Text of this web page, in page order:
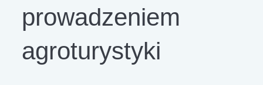
prowadzeniem
agroturystyki